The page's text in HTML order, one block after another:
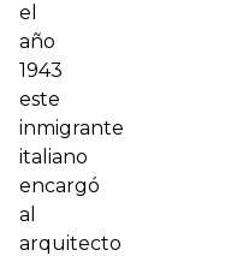
el
año
1943
este
inmigrante
italiano
encargó
al
arquitecto